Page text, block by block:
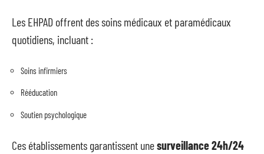
Les EHPAD offrent des soins médicaux et paramédicaux
quotidiens, incluant :
Soins infirmiers
Rééducation
Soutien psychologique
Ces établissements garantissent unesurveillance 24h/24